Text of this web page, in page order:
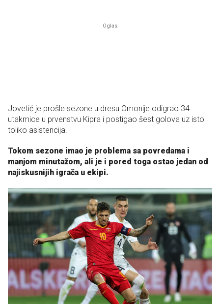
Jovetić je prošle sezone u dresu Omonije odigrao 34
utakmice u prvenstvu Kipra i postigao šest golova uz isto
toliko asistencija.
Tokom sezone imao je problema sa povredama i
manjom minutažom, ali je i pored toga ostao jedan od
najiskusnijih igrača u ekipi.